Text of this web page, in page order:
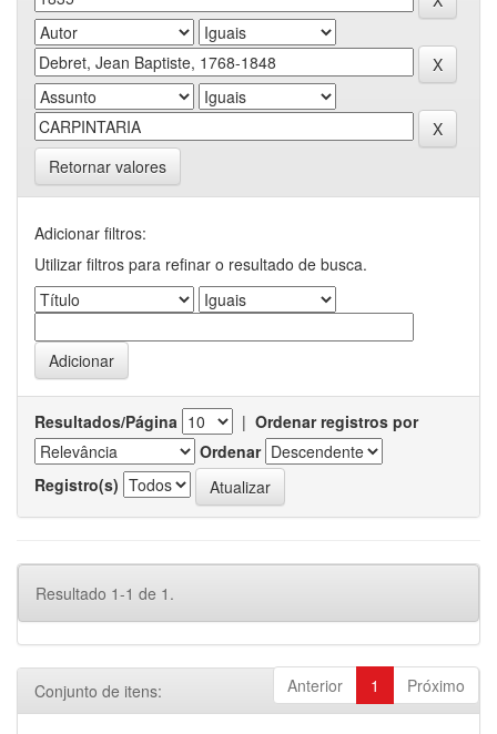
Retornar valores
Adicionar filtros:
Utilizar filtros para refinar o resultado de busca.
Resultados/Página | Ordenar registros por
Ordenar
Registro(s)
Resultado 1-1 de 1.
Anterior 1 Próximo
Conjunto de itens: